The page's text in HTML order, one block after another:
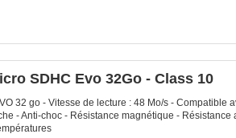
SDHC Evo 32Go - Class 10
32 go - Vitesse de lecture : 48 Mo/s - Compatible
- Anti-choc - Résistance magnétique - Résistance